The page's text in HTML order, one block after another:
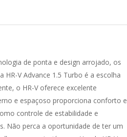
de ponta e design arrojado, os
V Advance 1.5 Turbo é a escolha
o HR-V oferece excelente
e espaçoso proporciona conforto e
controle de estabilidade e
Não perca a oportunidade de ter um